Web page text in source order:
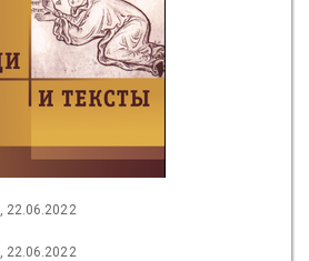
22.06.2022
22.06.2022